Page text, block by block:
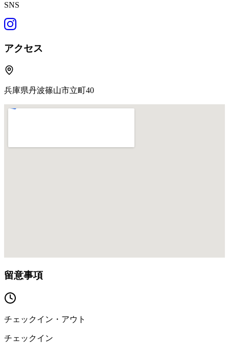
SNS
アクセス
兵庫県丹波篠山市立町40
留意事項
チェックイン・アウト
チェックイン